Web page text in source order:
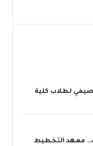
لطلاب كلية
معهد التخطيط